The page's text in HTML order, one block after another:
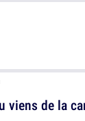
viens de la